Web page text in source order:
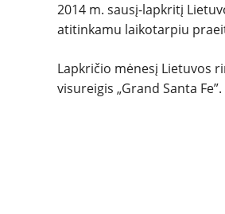
2014 m. sausį-lapkritį
atitinkamu laikotarpiu
Lapkričio mėnesį Lietuvos
visureigis „Grand Santa Fe”.